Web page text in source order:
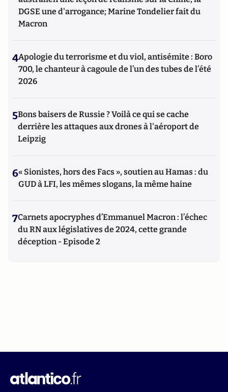
DGSE une d'arrogance; Marine Tondelier fait du
Macron
4Apologie du terrorisme et du viol, antisémite : Boro
700, le chanteur à cagoule de l’un des tubes de l’été
2026
5Bons baisers de Russie ? Voilà ce qui se cache
derrière les attaques aux drones à l'aéroport de
Leipzig
6« Sionistes, hors des Facs », soutien au Hamas : du
GUD à LFI, les mêmes slogans, la même haine
7Carnets apocryphes d’Emmanuel Macron : l’échec
du RN aux législatives de 2024, cette grande
déception - Episode 2